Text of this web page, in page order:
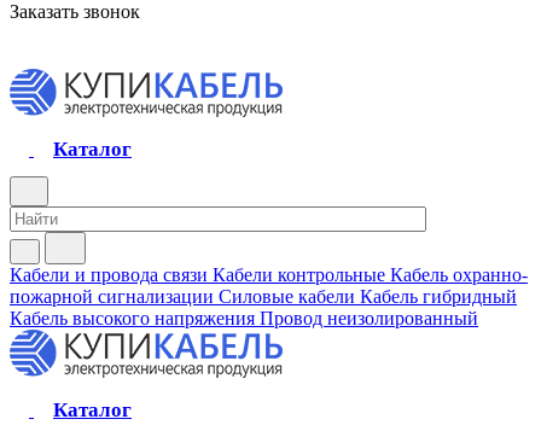
Заказать звонок
Каталог
Кабели и провода связи Кабели контрольные Кабель охранно-
пожарной сигнализации Силовые кабели Кабель гибридный
Кабель высокого напряжения Провод неизолированный
Каталог